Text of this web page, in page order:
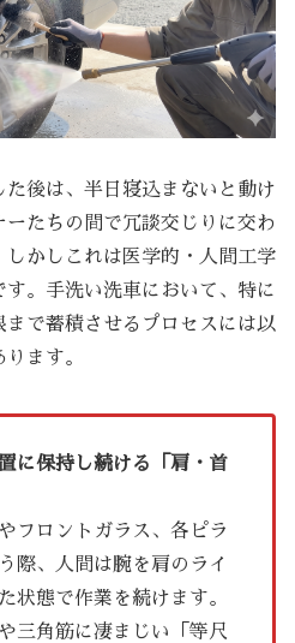
た後は、半日寝込まないと動け
たちの間で冗談交じりに交わ
しかしこれは医学的・人間工学
。手洗い洗車において、特に
で蓄積させるプロセスには以
ます。
に保持し続ける「肩・首
フロントガラス、各ピラ
際、人間は腕を肩のライ
状態で作業を続けます。
三角筋に凄まじい「等尺